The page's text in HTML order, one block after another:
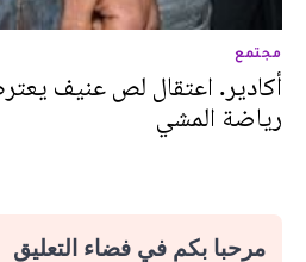
مجتمع
أكادير. اعتقال لص عنيف
رياضة المشي
مرحبا بكم في فضاء التعليق